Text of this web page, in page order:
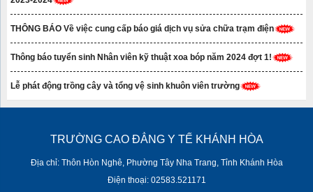
THÔNG BÁO Về việc cung cấp báo giá dịch vụ sửa chữa trạm điện
Thông báo tuyển sinh Nhân viên kỹ thuật xoa bóp năm 2024 đợt 1!
Lễ phát động trồng cây và tổng vệ sinh khuôn viên trường
TRƯỜNG CAO ĐẲNG Y TẾ KHÁNH HÒA
Địa chỉ: Thôn Hòn Nghê, Phường Tây Nha Trang, Tỉnh Khánh Hòa
Điện thoại: 02583.521171